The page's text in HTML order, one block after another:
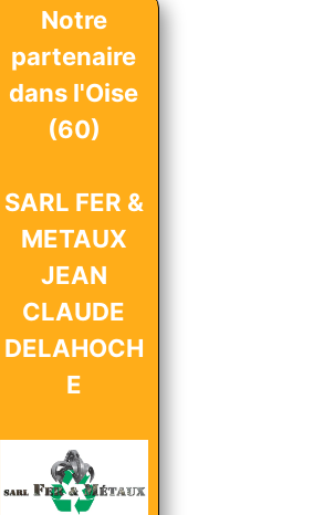
Notre
partenaire
dans l'Oise
(60)
SARL FER &
METAUX
JEAN
CLAUDE
DELAHOCH
E